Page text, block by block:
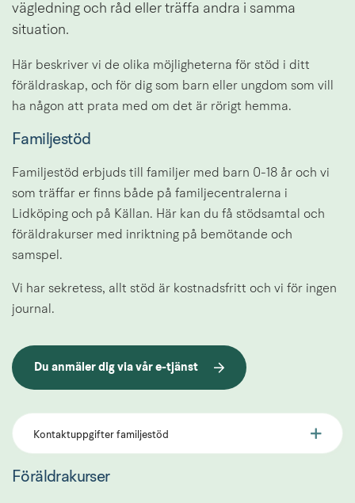
vägledning och råd eller träffa andra i samma
situation.
Här beskriver vi de olika möjligheterna för stöd i ditt
föräldraskap, och för dig som barn eller ungdom som vill
ha någon att prata med om det är rörigt hemma.
Familjestöd
Familjestöd erbjuds till familjer med barn 0-18 år och vi
som träffar er finns både på familjecentralerna i
Lidköping och på Källan. Här kan du få stödsamtal och
föräldrakurser med inriktning på bemötande och
samspel.
Vi har sekretess, allt stöd är kostnadsfritt och vi för ingen
journal.
Du anmäler dig via vår e-tjänst
Länk till annan webbplats.
Kontaktuppgifter familjestöd
Föräldrakurser